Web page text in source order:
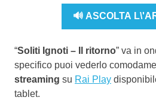
🔊 ASCOLTA
“Soliti Ignoti – Il ritorno” va in
specifico puoi vederlo
streaming su Rai Play
tablet.